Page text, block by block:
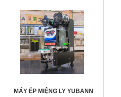
MÁY ÉP MIỆNG LY YUBANN